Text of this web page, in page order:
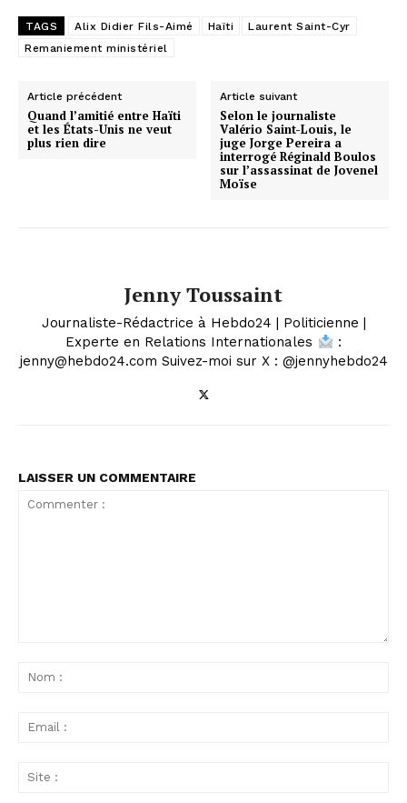
TAGS Alix Didier Fils-Aimé Haïti
Laurent Saint-Cyr
Remaniement ministériel
Article précédent
Quand l’amitié entre Haïti
et les États-Unis ne veut
plus rien dire
Article suivant
Selon le journaliste
Valério Saint-Louis, le
juge Jorge Pereira a
interrogé Réginald Boulos
sur l’assassinat de Jovenel
Moïse
Jenny Toussaint
Journaliste-Rédactrice à Hebdo24 | Politicienne |
Experte en Relations Internationales
:
jenny@hebdo24.com Suivez-moi sur X : @jennyhebdo24
LAISSER UN COMMENTAIRE